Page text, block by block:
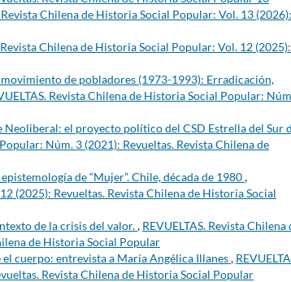
Revista Chilena de Historia Social Popular: Vol. 13 (2026):
Revista Chilena de Historia Social Popular: Vol. 12 (2025):
de pobladores (1973-1993): Erradicación,
Revista Chilena de Historia Social Popular:
el proyecto político del CSD Estrella del Sur
Núm. 3 (2021): Revueltas. Revista Chilena de
de “Mujer”. Chile, década de 1980,
(2025): Revueltas. Revista Chilena de Historia Social
de la crisis del valor., REVUELTAS. Revista Chilena
de Historia Social Popular
el cuerpo: entrevista a María Angélica Illanes,
Revista Chilena de Historia Social Popular